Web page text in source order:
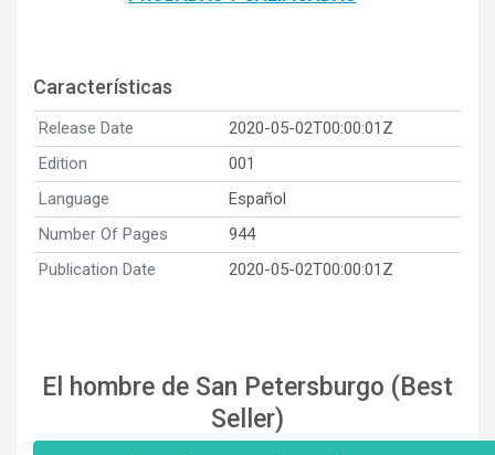
Características
Release Date
2020-05-02T00:00:01Z
Edition
001
Language
Español
Number Of Pages
944
Publication Date
2020-05-02T00:00:01Z
El hombre de San Petersburgo (Best
Seller)